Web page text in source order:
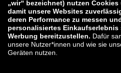
zalando-lounge.lt
zalando-lounge.ro